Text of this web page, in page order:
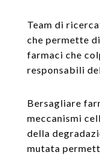
Team di
che permette
farmaci che
responsabili
Bersagliare
meccanismi
della
mutata